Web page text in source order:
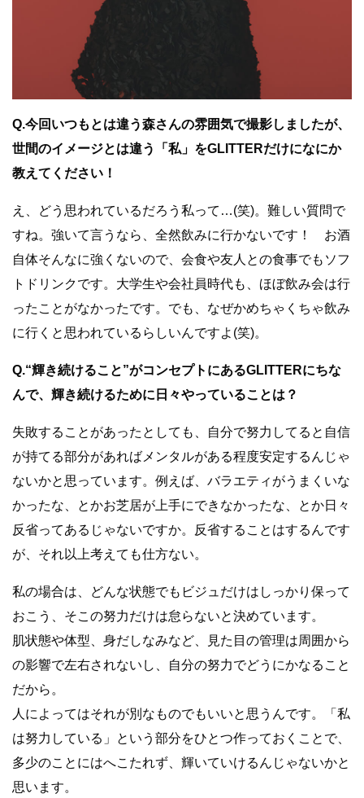
Q.今回いつもとは違う森さんの雰囲気で撮影しましたが、
世間のイメージとは違う「私」をGLITTERだけになにか
教えてください！
え、どう思われているだろう私って…(笑)。難しい質問で
すね。強いて言うなら、全然飲みに行かないです！ お酒
自体そんなに強くないので、会食や友人との食事でもソフ
トドリンクです。大学生や会社員時代も、ほぼ飲み会は行
ったことがなかったです。でも、なぜかめちゃくちゃ飲み
に行くと思われているらしいんですよ(笑)。
Q.“輝き続けること”がコンセプトにあるGLITTERにちな
んで、輝き続けるために日々やっていることは？
失敗することがあったとしても、自分で努力してると自信
が持てる部分があればメンタルがある程度安定するんじゃ
ないかと思っています。例えば、バラエティがうまくいな
かったな、とかお芝居が上手にできなかったな、とか日々
反省ってあるじゃないですか。反省することはするんです
が、それ以上考えても仕方ない。
私の場合は、どんな状態でもビジュだけはしっかり保って
おこう、そこの努力だけは怠らないと決めています。
肌状態や体型、身だしなみなど、見た目の管理は周囲から
の影響で左右されないし、自分の努力でどうにかなること
だから。
人によってはそれが別なものでもいいと思うんです。「私
は努力している」という部分をひとつ作っておくことで、
多少のことにはへこたれず、輝いていけるんじゃないかと
思います。